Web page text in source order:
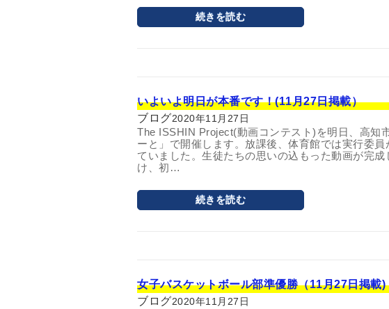
続きを読む
いよいよ明日が本番です！(11月27日掲載）
ブログ2020年11月27日
The ISSHIN Project(動画コンテスト)を明日、高知
ーと」で開催します。放課後、体育館では実行委員
ていました。生徒たちの思いの込もった動画が完成
け、初…
続きを読む
女子バスケットボール部準優勝（11月27日掲載)
ブログ2020年11月27日